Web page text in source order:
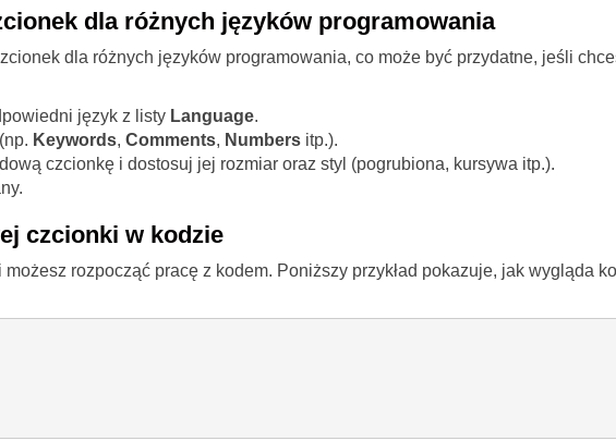
dla różnych języków programowania
dla różnych języków programowania, co może być przydatne, jeśli
język z listy Language.
Keywords, Comments, Numbers itp.).
czcionkę i dostosuj jej rozmiar oraz styl (pogrubiona, kursywa itp.).
czcionki w kodzie
rozpocząć pracę z kodem. Poniższy przykład pokazuje, jak wygląda